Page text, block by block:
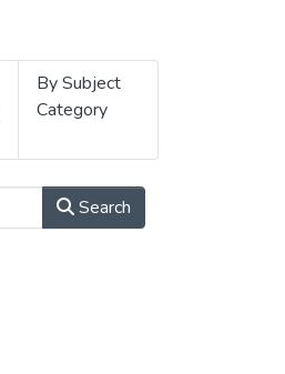
By Subject
Category
Search